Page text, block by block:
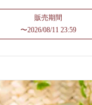
販売期間
〜2026/08/11 23:59